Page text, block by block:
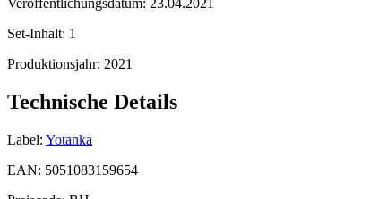
Veröffentlichungsdatum: 23.04.2021
Set-Inhalt: 1
Produktionsjahr: 2021
Technische Details
Label: Yotanka
EAN: 5051083159654